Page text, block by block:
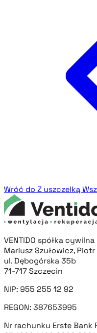
Wróć do Z uszczelką
VENTIDO spółka cywilna
Mariusz Szułowicz,
ul. Dębogórska 35b
71-717 Szczecin
NIP: 955 255 12 92
REGON: 387653995
Nr rachunku Erste Bank